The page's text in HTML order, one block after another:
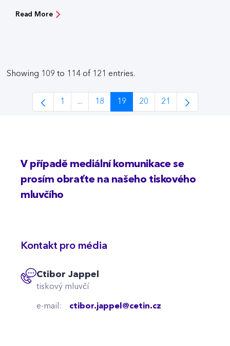
Read More
Showing 109 to 114 of 121 entries.
Page
1 ...
Intermediate Pages Use TAB to navigate.
Page
18
Page
19
Page
20
Page
21
V případě mediální komunikace se
prosím obraťte na našeho tiskového
mluvčího
Kontakt pro média
Ctibor Jappel
tiskový mluvčí
e-mail: ctibor.jappel@cetin.cz